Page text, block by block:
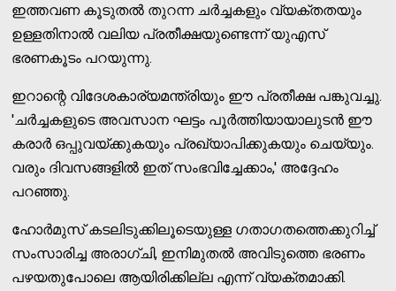
ഇത്തവണ കൂടുതല്‍ തുറന്ന ചര്‍ച്ചകളും വ്യക്തതയും
ഉള്ളതിനാല്‍ വലിയ പ്രതീക്ഷയുണ്ടെന്ന് യുഎസ്
ഭരണകൂടം പറയുന്നു.
ഇറാന്റെ വിദേശകാര്യമന്ത്രിയും ഈ പ്രതീക്ഷ പങ്കുവച്ചു.
'ചര്‍ച്ചകളുടെ അവസാന ഘട്ടം പൂര്‍ത്തിയായാലുടന്‍ ഈ
കരാര്‍ ഒപ്പുവയ്ക്കുകയും പ്രഖ്യാപിക്കുകയും ചെയ്യും.
വരും ദിവസങ്ങളില്‍ ഇത് സംഭവിച്ചേക്കാം,' അദ്ദേഹം
പറഞ്ഞു.
ഹോര്‍മുസ് കടലിടുക്കിലൂടെയുള്ള ഗതാഗതത്തെക്കുറിച്ച്
സംസാരിച്ച അരാഗ്ചി, ഇനിമുതല്‍ അവിടുത്തെ ഭരണം
പഴയതുപോലെ ആയിരിക്കില്ല എന്ന് വ്യക്തമാക്കി.